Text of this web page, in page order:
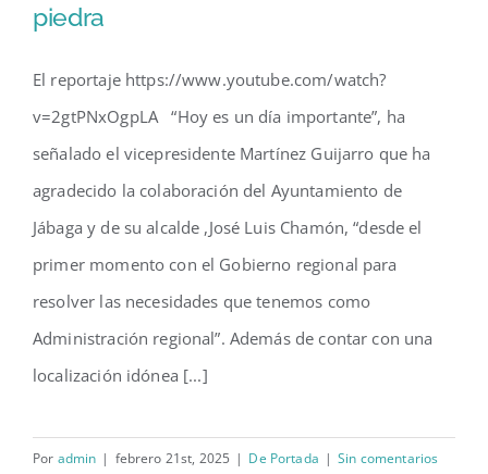
Fauna Silvestre en Jábaga. La
primera piedra
piedra
El reportaje https://www.youtube.com/watch?
v=2gtPNxOgpLA “Hoy es un día importante”, ha
señalado el vicepresidente Martínez Guijarro que ha
agradecido la colaboración del Ayuntamiento de
Jábaga y de su alcalde ,José Luis Chamón, “desde el
primer momento con el Gobierno regional para
resolver las necesidades que tenemos como
Administración regional”. Además de contar con una
localización idónea [...]
Por admin | febrero 21st, 2025 | De Portada | Sin comentarios